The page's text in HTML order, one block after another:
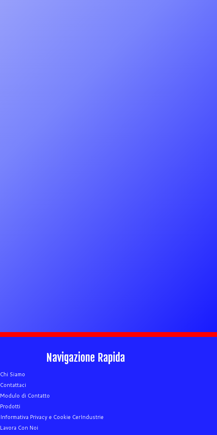
Navigazione Rapida
Chi Siamo
Contattaci
Modulo di Contatto
Prodotti
Informativa Privacy e Cookie CerIndustrie
Lavora Con Noi